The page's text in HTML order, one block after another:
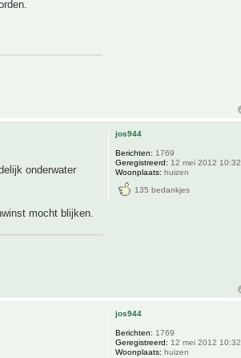
onderwater
mocht blijken.
jos944
Berichten: 1769
Geregistreerd: 12 mei 2012 10:32
Woonplaats: huizen
135 bedankjes
jos944
Berichten: 1769
Geregistreerd: 12 mei 2012 10:32
Woonplaats: huizen